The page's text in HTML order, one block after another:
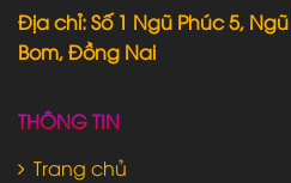
Địa chỉ: Số 1 Ngũ Phúc 5,
Bom, Đồng Nai
THÔNG TIN
Trang chủ